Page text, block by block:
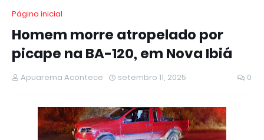
Página inicial
Homem morre atropelado por
picape na BA-120, em Nova Ibiá
Apuarema Acontece setembro 11, 2025 0